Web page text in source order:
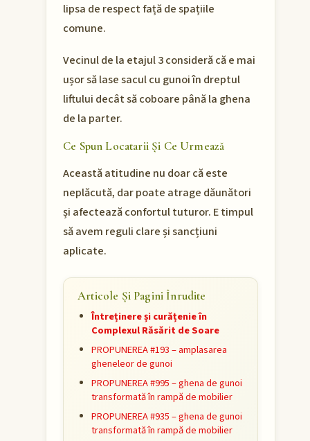
lipsa de respect față de spațiile
comune.
Vecinul de la etajul 3 consideră că e mai
ușor să lase sacul cu gunoi în dreptul
liftului decât să coboare până la ghena
de la parter.
Ce Spun Locatarii Și Ce Urmează
Această atitudine nu doar că este
neplăcută, dar poate atrage dăunători
și afectează confortul tuturor. E timpul
să avem reguli clare și sancțiuni
aplicate.
Articole Și Pagini Înrudite
Întreținere și curățenie în
Complexul Răsărit de Soare
PROPUNEREA #193 – amplasarea
gheneleor de gunoi
PROPUNEREA #995 – ghena de gunoi
transformată în rampă de mobilier
PROPUNEREA #935 – ghena de gunoi
transformată în rampă de mobilier